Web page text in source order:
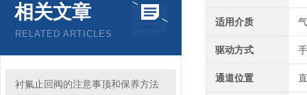
相关文章
RELATED ARTICLES
衬氟止回阀的注意事顶和保养方法
适用介质
驱动方式
通道位置